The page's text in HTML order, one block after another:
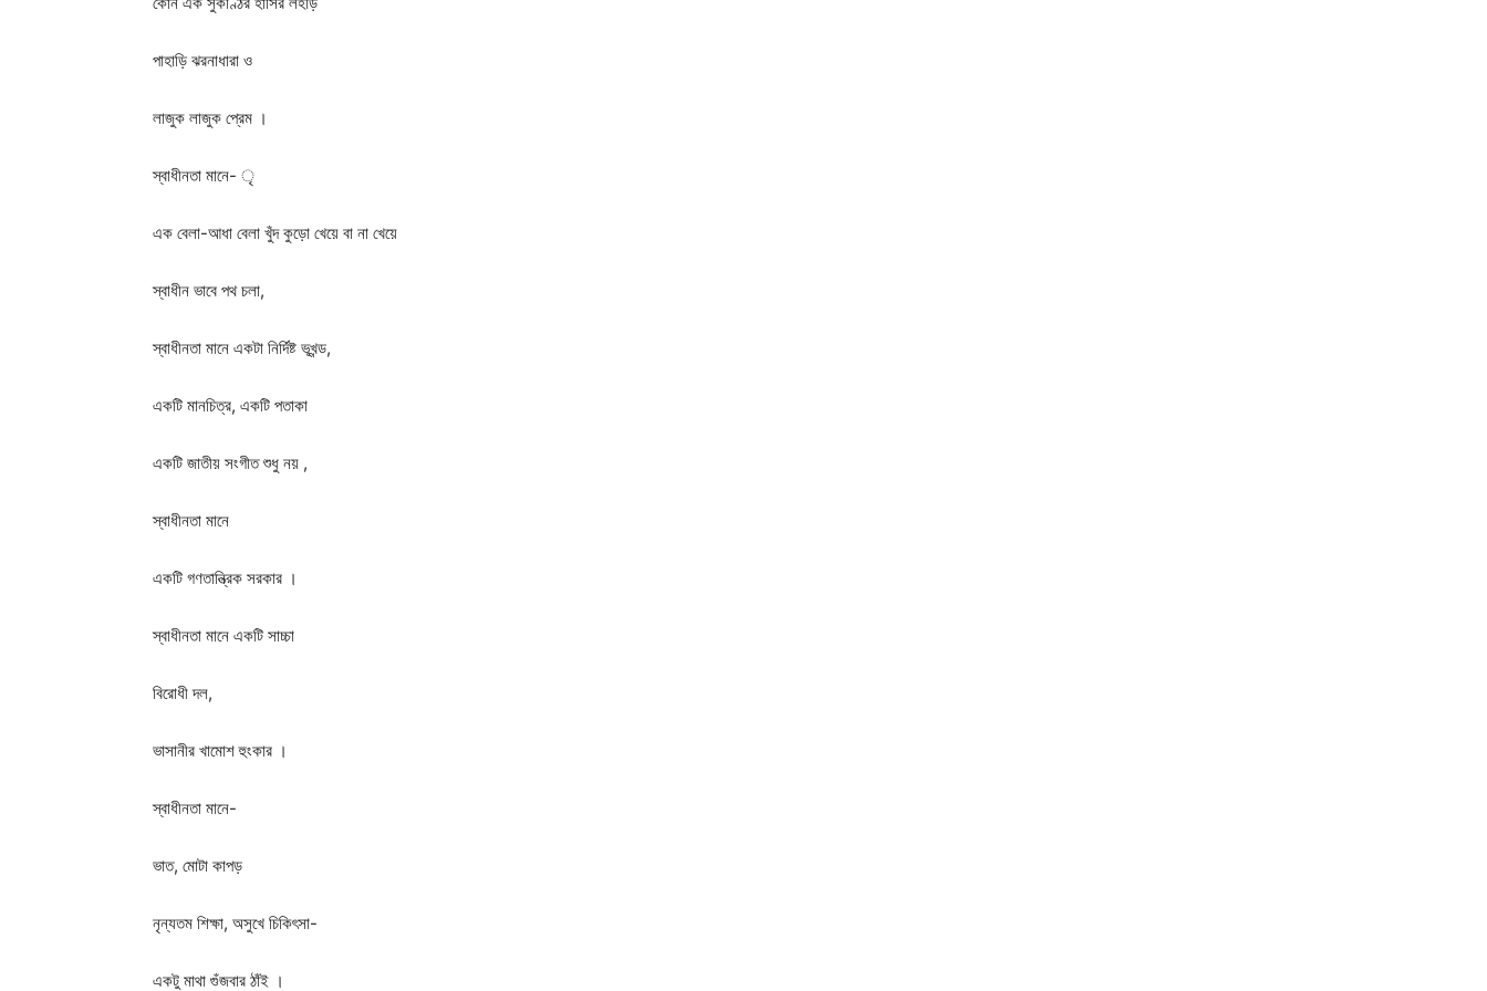
পাহাড়ি ঝরনাধারা ও
লাজুক লাজুক প্রেম ।
স্বাধীনতা মানে- ৃ
এক বেলা-আধা বেলা খুঁদ কুড়ো খেয়ে বা না খেয়ে
স্বাধীন ভাবে পথ চলা,
স্বাধীনতা মানে একটা নির্দিষ্ট ভূখন্ড,
একটি মানচিত্র, একটি পতাকা
একটি জাতীয় সংগীত শুধু নয় ,
স্বাধীনতা মানে
একটি গণতান্ত্রিক সরকার ।
স্বাধীনতা মানে একটি সাচ্চা
বিরোধী দল,
ভাসানীর খামোশ হুংকার ।
স্বাধীনতা মানে-
ভাত, মোটা কাপড়
নৃন্যতম শিক্ষা, অসুখে চিকিৎসা-
একটু মাথা গুঁজবার ঠাঁই ।